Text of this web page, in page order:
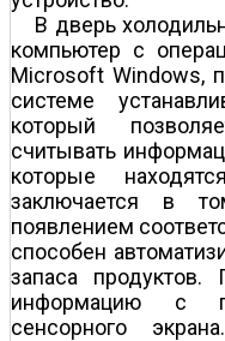
В дверь
компьютер с
Microsoft Windows,
системе
который
считывать
которые
заключается в
появлением
способен
запаса продуктов.
информацию с
сенсорного